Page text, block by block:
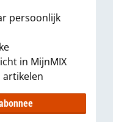
persoonlijk
in MijnMIX
artikelen